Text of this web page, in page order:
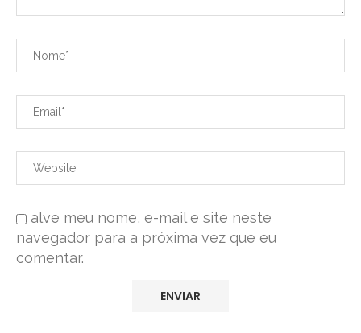
alve meu nome, e-mail e site neste
navegador para a próxima vez que eu
comentar.